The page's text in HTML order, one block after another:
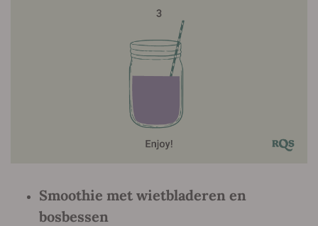
Smoothie met wietbladeren en
bosbessen